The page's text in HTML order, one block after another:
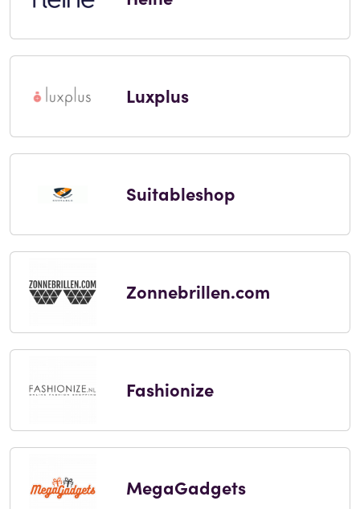
Luxplus
Suitableshop
Zonnebrillen.com
Fashionize
MegaGadgets